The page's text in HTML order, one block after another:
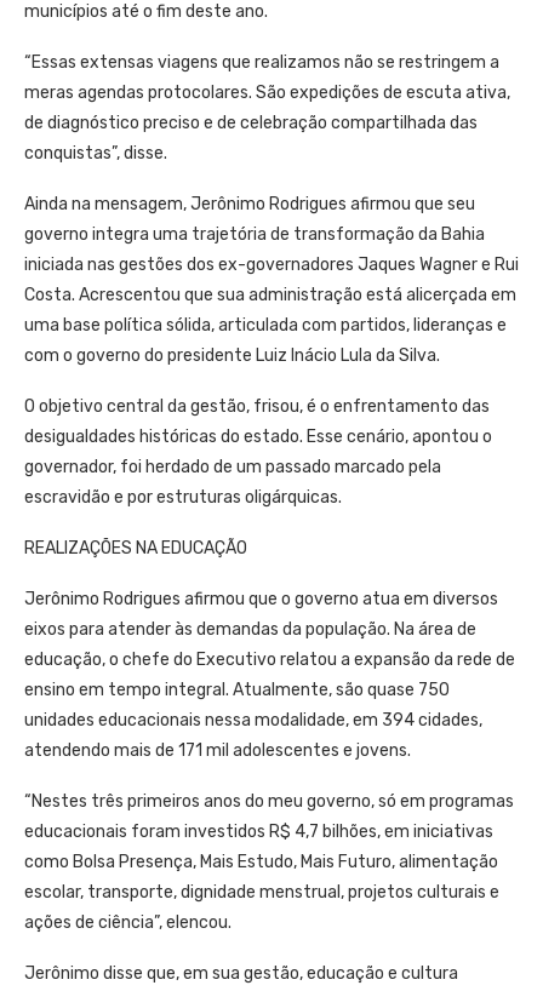
municípios até o fim deste ano.
“Essas extensas viagens que realizamos não se restringem a
meras agendas protocolares. São expedições de escuta ativa,
de diagnóstico preciso e de celebração compartilhada das
conquistas”, disse.
Ainda na mensagem, Jerônimo Rodrigues afirmou que seu
governo integra uma trajetória de transformação da Bahia
iniciada nas gestões dos ex-governadores Jaques Wagner e Rui
Costa. Acrescentou que sua administração está alicerçada em
uma base política sólida, articulada com partidos, lideranças e
com o governo do presidente Luiz Inácio Lula da Silva.
O objetivo central da gestão, frisou, é o enfrentamento das
desigualdades históricas do estado. Esse cenário, apontou o
governador, foi herdado de um passado marcado pela
escravidão e por estruturas oligárquicas.
REALIZAÇÕES NA EDUCAÇÃO
Jerônimo Rodrigues afirmou que o governo atua em diversos
eixos para atender às demandas da população. Na área de
educação, o chefe do Executivo relatou a expansão da rede de
ensino em tempo integral. Atualmente, são quase 750
unidades educacionais nessa modalidade, em 394 cidades,
atendendo mais de 171 mil adolescentes e jovens.
“Nestes três primeiros anos do meu governo, só em programas
educacionais foram investidos R$ 4,7 bilhões, em iniciativas
como Bolsa Presença, Mais Estudo, Mais Futuro, alimentação
escolar, transporte, dignidade menstrual, projetos culturais e
ações de ciência”, elencou.
Jerônimo disse que, em sua gestão, educação e cultura